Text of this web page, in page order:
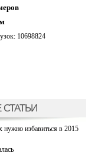
10698824
нужно избавиться в 2015